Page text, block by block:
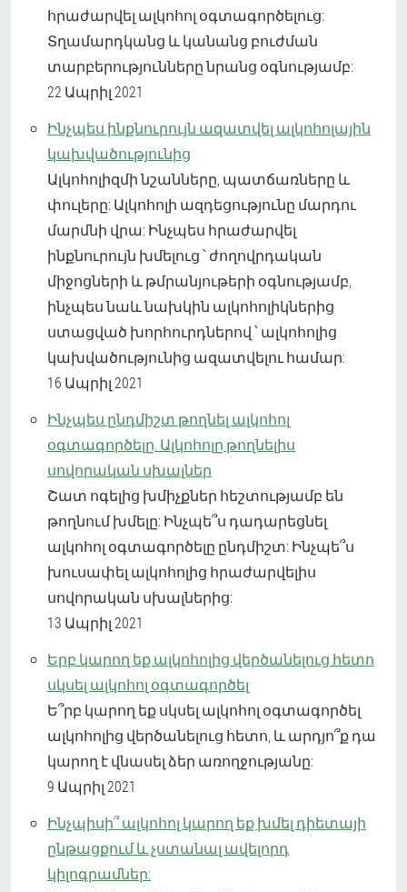
հրաժարվել ալկոհոլ օգտագործելուց:
Տղամարդկանց և կանանց բուժման
տարբերությունները նրանց օգնությամբ:
22 Ապրիլ 2021
Ինչպես ինքնուրույն ազատվել ալկոհոլային
կախվածությունից
Ալկոհոլիզմի նշանները, պատճառները և
փուլերը: Ալկոհոլի ազդեցությունը մարդու
մարմնի վրա: Ինչպես հրաժարվել
ինքնուրույն խմելուց ՝ ժողովրդական
միջոցների և թմրանյութերի օգնությամբ,
ինչպես նաև նախկին ալկոհոլիկներից
ստացված խորհուրդներով ՝ ալկոհոլից
կախվածությունից ազատվելու համար:
16 Ապրիլ 2021
Ինչպես ընդմիշտ թողնել ալկոհոլ
օգտագործելը. Ալկոհոլը թողնելիս
սովորական սխալներ
Շատ ոգելից խմիչքներ հեշտությամբ են
թողնում խմելը: Ինչպե՞ս դադարեցնել
ալկոհոլ օգտագործելը ընդմիշտ: Ինչպե՞ս
խուսափել ալկոհոլից հրաժարվելիս
սովորական սխալներից:
13 Ապրիլ 2021
Երբ կարող եք ալկոհոլից վերծանելուց հետո
սկսել ալկոհոլ օգտագործել
Ե՞րբ կարող եք սկսել ալկոհոլ օգտագործել
ալկոհոլից վերծանելուց հետո, և արդյո՞ք դա
կարող է վնասել ձեր առողջությանը:
9 Ապրիլ 2021
Ինչպիսի՞ ալկոհոլ կարող եք խմել դիետայի
ընթացքում և չստանալ ավելորդ
կիլոգրամներ: